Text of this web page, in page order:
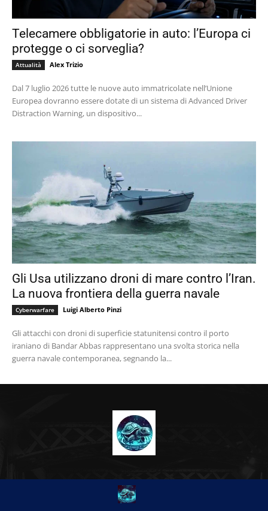
Telecamere obbligatorie in auto: l’Europa ci
protegge o ci sorveglia?
Attualità Alex Trizio
Dal 7 luglio 2026 tutte le nuove auto immatricolate nell’Unione
Europea dovranno essere dotate di un sistema di Advanced Driver
Distraction Warning, un dispositivo...
Gli Usa utilizzano droni di mare contro l’Iran.
La nuova frontiera della guerra navale
Cyberwarfare Luigi Alberto Pinzi
Gli attacchi con droni di superficie statunitensi contro il porto
iraniano di Bandar Abbas rappresentano una svolta storica nella
guerra navale contemporanea, segnando la...
CHI SIAMO